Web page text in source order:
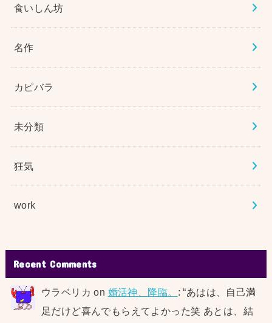
食いしん坊
名作
カピバラ
未分類
狂気
work
Recent Comments
ウラベリカ on 婚活神、降臨。 : “あはは、自己満
足だけど喜んでもらえてよかった笑 あとは、結